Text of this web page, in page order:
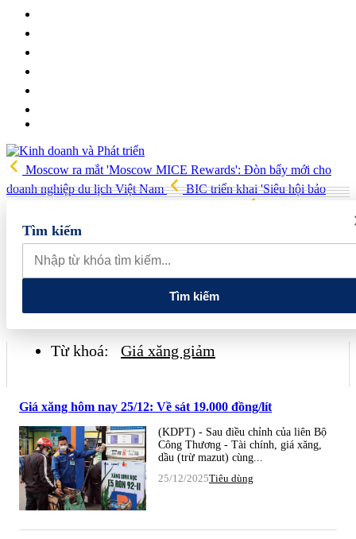
Moscow ra mắt 'Moscow MICE Rewards': Đòn bẩy mới cho
doanh nghiệp du lịch Việt Nam
BIC triển khai 'Siêu hội bảo
xuất nhập khẩu tháng 7/2026 tăng 33% so với cùng kỳ năm trước
Việt Nam tuyển chọn đại diện dự cuộc thi Sommelier vang Ý
cấp châu Á 2027
FTSE công bố danh mục nâng hạng: Cổ phiếu
nào sẽ là "thỏi nam châm" hút vốn ngoại sau ngày 21/8?
Tìm kiếm
Tìm kiếm
Từ khoá: Giá xăng giảm
Giá xăng hôm nay 25/12: Về sát 19.000 đồng/lít
(KDPT) - Sau điều chỉnh của liên Bộ
Công Thương - Tài chính, giá xăng,
dầu (trừ mazut) cùng...
25/12/2025Tiêu dùng